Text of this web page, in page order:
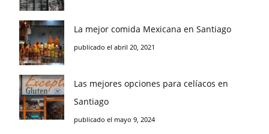
La mejor comida Mexicana en Santiago
publicado el abril 20, 2021
Las mejores opciones para celíacos en
Santiago
publicado el mayo 9, 2024